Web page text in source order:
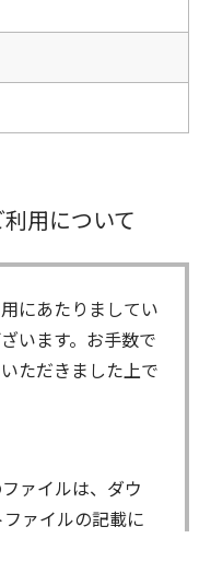
用について
にあたりましてい
います。お手数で
ただきました上で
ァイルは、ダウ
ァイルの記載に